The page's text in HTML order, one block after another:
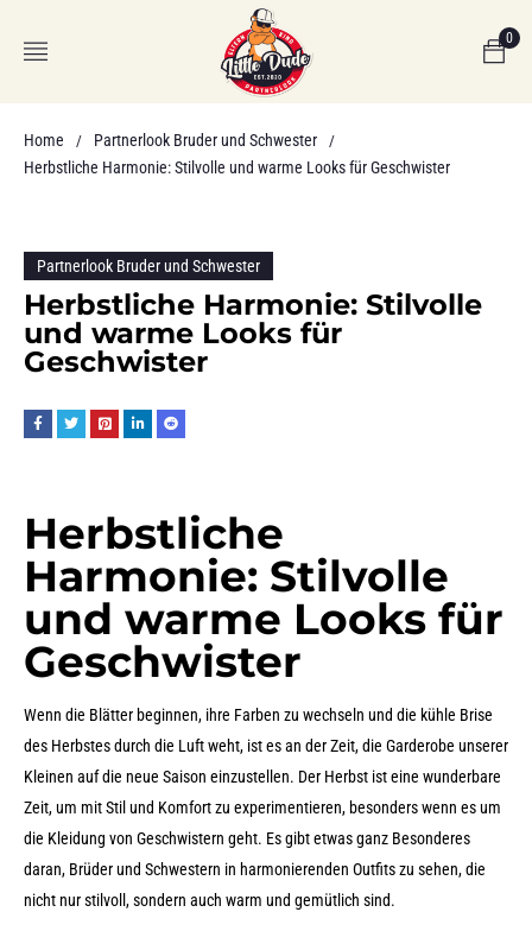
0
Home / Partnerlook Bruder und Schwester /
Herbstliche Harmonie: Stilvolle und warme Looks für Geschwister
Partnerlook Bruder und Schwester
Herbstliche Harmonie: Stilvolle
und warme Looks für
Geschwister
Herbstliche
Harmonie: Stilvolle
und warme Looks für
Geschwister
Wenn die Blätter beginnen, ihre Farben zu wechseln und die kühle Brise
des Herbstes durch die Luft weht, ist es an der Zeit, die Garderobe unserer
Kleinen auf die neue Saison einzustellen. Der Herbst ist eine wunderbare
Zeit, um mit Stil und Komfort zu experimentieren, besonders wenn es um
die Kleidung von Geschwistern geht. Es gibt etwas ganz Besonderes
daran, Brüder und Schwestern in harmonierenden Outfits zu sehen, die
nicht nur stilvoll, sondern auch warm und gemütlich sind.